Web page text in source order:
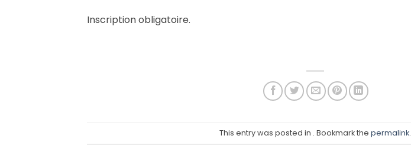
Inscription obligatoire.
This entry was posted in . Bookmark thepermalink.